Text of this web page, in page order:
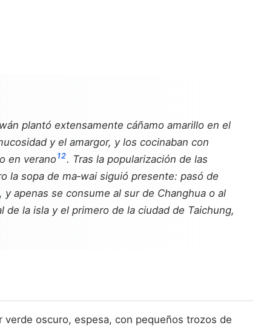
plantó extensamente cáñamo amarillo en el
y el amargor, y los cocinaban con
en verano12. Tras la popularización de las
la sopa de ma‑wai siguió presente: pasó de
apenas se consume al sur de Changhua o al
la isla y el primero de la ciudad de Taichung,
verde oscuro, espesa, con pequeños trozos de